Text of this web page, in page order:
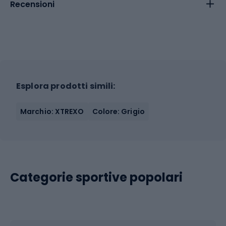
Recensioni
Esplora prodotti simili:
Marchio: XTREXO Colore: Grigio
Categorie sportive popolari